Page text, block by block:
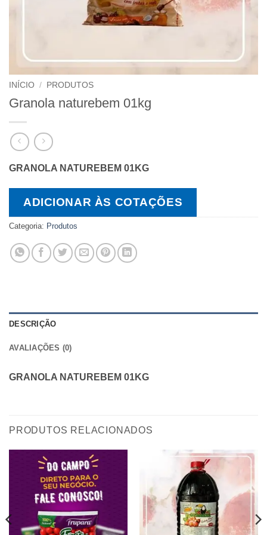
INÍCIO / PRODUTOS
Granola naturebem 01kg
GRANOLA NATUREBEM 01KG
ADICIONAR ÀS COTAÇÕES
Categoria: Produtos
DESCRIÇÃO
AVALIAÇÕES (0)
GRANOLA NATUREBEM 01KG
PRODUTOS RELACIONADOS